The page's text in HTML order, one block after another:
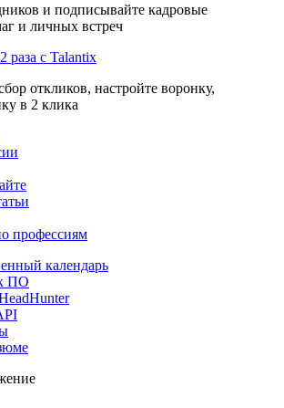
и подписывайте кадровые
и личных встреч
раза с Talantix
откликов, настройте воронку,
в 2 клика
профессиям
календарь
ПО